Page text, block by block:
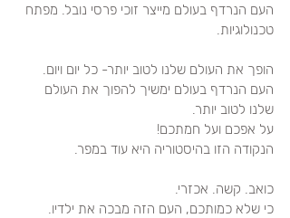
העם הנרדף בעולם מייצר זוכי פרסי נובל. מפתח
טכנולוגיות.
הופך את העולם שלנו לטוב יותר- כל יום ויום.
העם הנרדף בעולם ימשיך להפוך את העולם
שלנו לטוב יותר.
על אפכם ועל חמתכם!
הנקודה הזו בהיסטוריה היא עוד במפר.
כואב. קשה. אכזרי.
כי שלא כמותכם, העם הזה מבכה את ילדיו.